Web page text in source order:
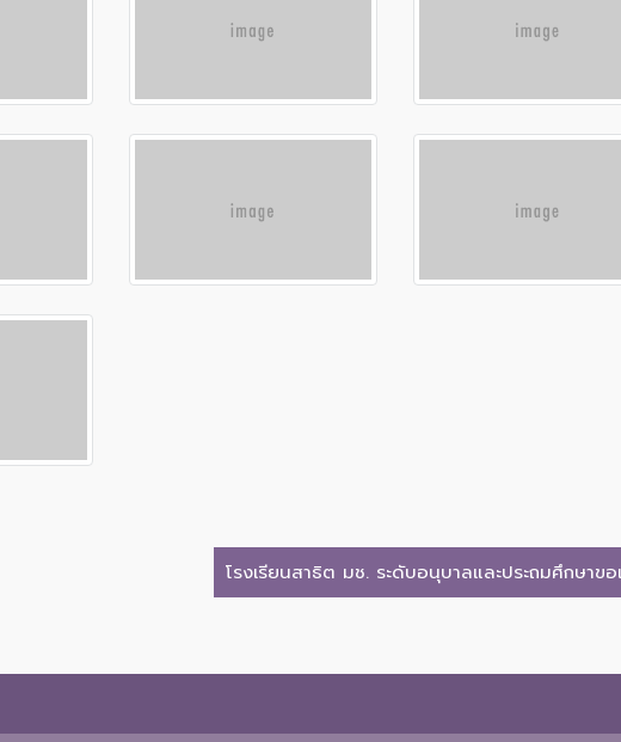
โรงเรียนสาธิต มช. ระดับอนุบาลและประถมศึกษาข